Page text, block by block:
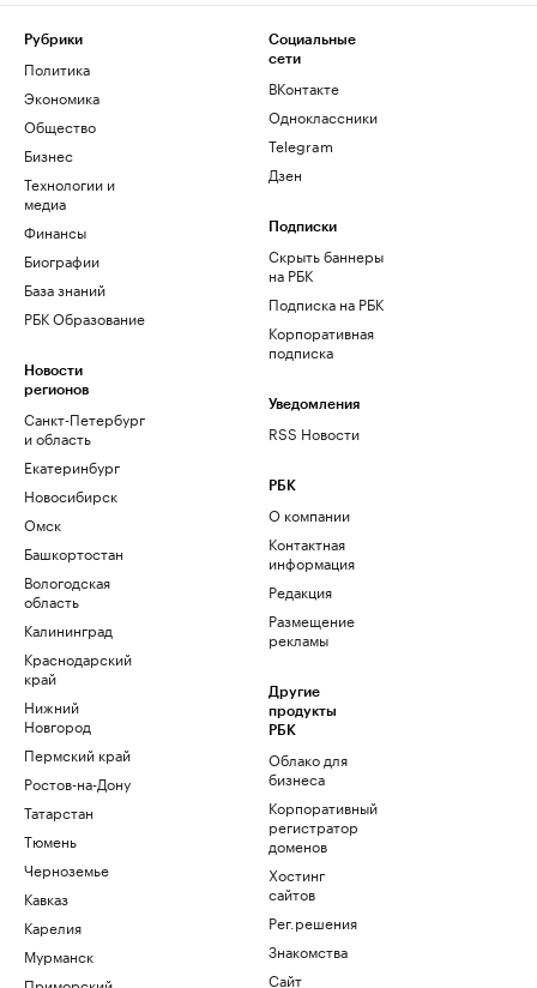
Рубрики
Политика
Экономика
Общество
Бизнес
Технологии и
медиа
Финансы
Биографии
База знаний
РБК Образование
Новости
регионов
Санкт-Петербург
и область
Екатеринбург
Новосибирск
Омск
Башкортостан
Вологодская
область
Калининград
Краснодарский
край
Нижний
Новгород
Пермский край
Ростов-на-Дону
Татарстан
Тюмень
Черноземье
Кавказ
Карелия
Мурманск
Социальные
сети
ВКонтакте
Одноклассники
Telegram
Дзен
Подписки
Скрыть баннеры
на РБК
Подписка на РБК
Корпоративная
подписка
Уведомления
RSS Новости
РБК
О компании
Контактная
информация
Редакция
Размещение
рекламы
Другие
продукты
РБК
Облако для
бизнеса
Корпоративный
регистратор
доменов
Хостинг
сайтов
Рег.решения
Знакомства
Сайт